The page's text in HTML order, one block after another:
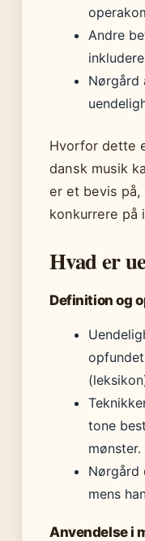
Andre
Nørgård
Hvorfor dette
dansk musik
er et bevis
konkurrere på
Hvad er
Definition og
tone
mønster.
mens
Anvendelse i